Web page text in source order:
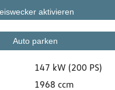
aktivieren
Auto parken
147 kW (200 PS)
1968 ccm